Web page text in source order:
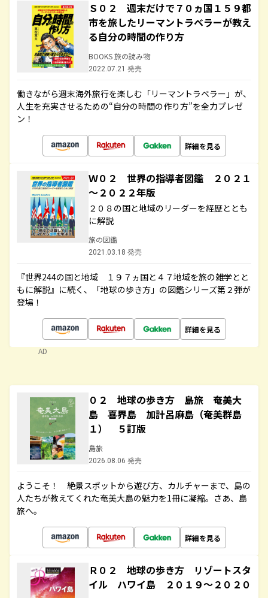
Ｓ０２ 週末だけで７０ヵ国１５９都
市を旅したリーマントラベラーが教え
る自分の時間の作り方
BOOKS 旅の読み物
2022.07.21 発売
働きながら週末海外旅行を楽しむ「リーマントラベラー」が、
人生を充実させるための“自分の時間の作り方”を全力プレゼ
ン！
詳細を見る
Ｗ０２ 世界の指導者図鑑 ２０２１
～２０２２年版
２０８の国と地域のリーダーを経歴ととも
に解説
旅の図鑑
2021.03.18 発売
『世界244の国と地域 １９７ヵ国と４７地域を旅の雑学とと
もに解説』に続く、「地球の歩き方」の図鑑シリーズ第２弾が
登場！
詳細を見る
AD
０２ 地球の歩き方 島旅 奄美大
島 喜界島 加計呂麻島（奄美群島
１） ５訂版
島旅
2026.08.06 発売
ようこそ！ 絶景スポットから遊び方、カルチャーまで、島の
人たちが教えてくれた奄美大島の魅力を1冊に凝縮。さあ、島
旅へ。
詳細を見る
Ｒ０２ 地球の歩き方 リゾートスタ
イル ハワイ島 ２０１９～２０２０